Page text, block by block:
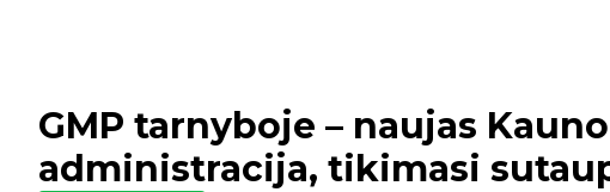
GMP tarnyboje – naujas
administracija, tikimasi